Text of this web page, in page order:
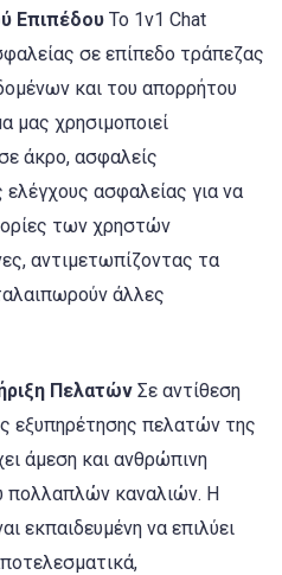
Επιπέδου Το 1v1 Chat
σε επίπεδο τράπεζας
και του απορρήτου
χρησιμοποιεί
άκρο, ασφαλείς
ελέγχους ασφαλείας για να
των χρηστών
αντιμετωπίζοντας τα
άλλες
Πελατών Σε αντίθεση
εξυπηρέτησης πελατών της
άμεση και ανθρώπινη
πολλαπλών καναλιών. Η
εκπαιδευμένη να επιλύει